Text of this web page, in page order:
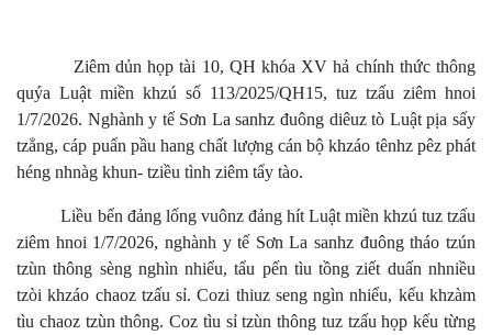
Ziêm dủn họp tài 10, QH khóa XV hả chính thức thông
quýa Luật miền khzú số 113/2025/QH15, tuz tzấu ziêm hnoi
1/7/2026. Nghành y tế Sơn La sanhz đuông diêuz tò Luật pịa sấy
tzẳng, cáp puẩn pầu hang chất lượng cán bộ khzáo tênhz pêz phát
héng nhnàg khun- tziều tình ziêm tẩy tào.
Liều bển đảng lống vuônz đảng hít Luật miền khzú tuz tzấu
ziêm hnoi 1/7/2026, nghành y tế Sơn La sanhz đuông tháo tzún
tzùn thông sèng nghìn nhiểu, tẩu pến tìu tồng ziết duấn nhniều
tzòi khzáo chaoz tzấu sỉ. Cozi thiuz seng ngìn nhiểu, kếu khzàm
tìu chaoz tzùn thông. Coz tìu sỉ tzùn thông tuz tzấu họp kếu từng